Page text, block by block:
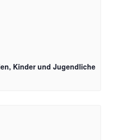
Kinder und Jugendliche